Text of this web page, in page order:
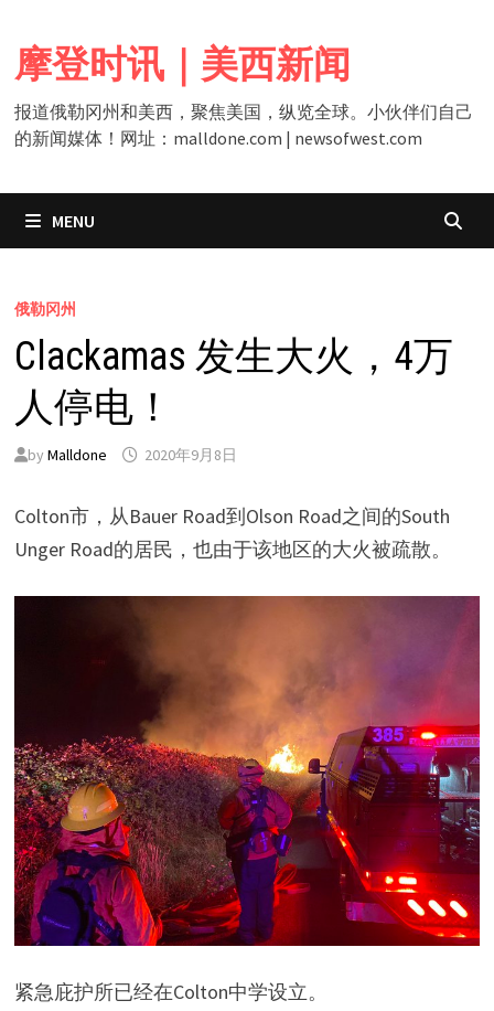
content
摩登时讯｜美西新闻
报道俄勒冈州和美西，聚焦美国，纵览全球。小伙伴们自己
的新闻媒体！网址：malldone.com | newsofwest.com
MENU
俄勒冈州
Clackamas 发生大火，4万
人停电！
by Malldone 2020年9月8日
Colton市，从Bauer Road到Olson Road之间的South
Unger Road的居民，也由于该地区的大火被疏散。
紧急庇护所已经在Colton中学设立。